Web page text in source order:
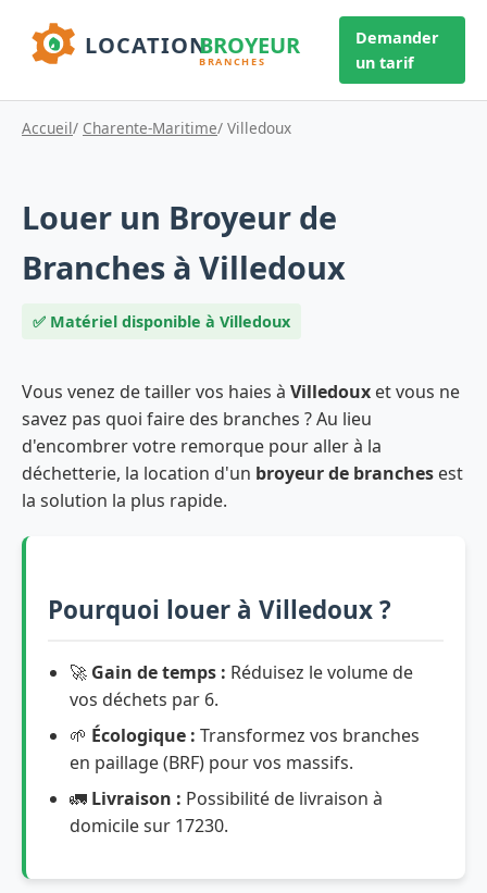
Demander
un tarif
Accueil/ Charente-Maritime/ Villedoux
Louer un Broyeur de
Branches à Villedoux
✅ Matériel disponible à Villedoux
Vous venez de tailler vos haies à Villedoux et vous ne
savez pas quoi faire des branches ? Au lieu
d'encombrer votre remorque pour aller à la
déchetterie, la location d'un broyeur de branches est
la solution la plus rapide.
Pourquoi louer à Villedoux ?
🚀 Gain de temps : Réduisez le volume de
vos déchets par 6.
🌱 Écologique : Transformez vos branches
en paillage (BRF) pour vos massifs.
🚛 Livraison : Possibilité de livraison à
domicile sur 17230.